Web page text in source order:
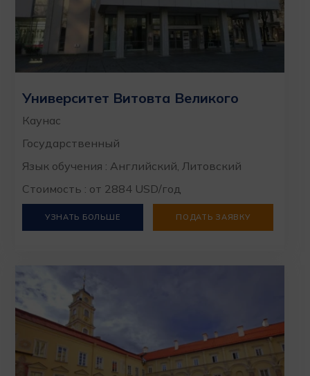
Университет Витовта Великого
Каунас
Государственный
Язык обучения : Английский, Литовский
Стоимость : от 2884 USD/год
УЗНАТЬ БОЛЬШЕ ПОДАТЬ ЗАЯВКУ